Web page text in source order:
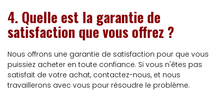
4. Quelle est la garantie de
satisfaction que vous offrez ?
Nous offrons une garantie de satisfaction pour que vous
puissiez acheter en toute confiance. Si vous n'êtes pas
satisfait de votre achat, contactez-nous, et nous
travaillerons avec vous pour résoudre le problème.